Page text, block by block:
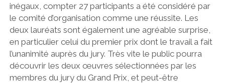
inégaux, compter 27 participants a été considéré par
le comité d’organisation comme une réussite. Les
deux lauréats sont également une agréable surprise,
en particulier celui du premier prix dont le travail a fait
l’unanimité auprès du jury. Très vite le public pourra
découvrir les deux œuvres sélectionnées par les
membres du jury du Grand Prix, et peut-être